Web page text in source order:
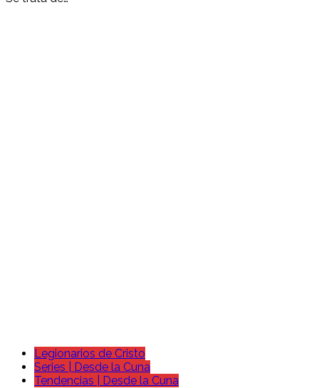
Legionarios de Cristo
Series | Desde la Cuna
Tendencias | Desde la Cuna